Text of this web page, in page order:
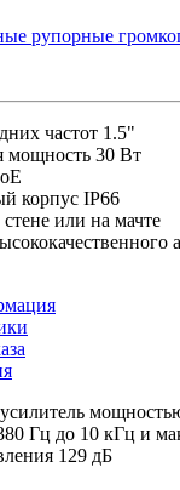
рупорные
частот 1.5"
мощность 30 Вт
корпус IP66
или на мачте
Гц до 10 кГц и
129 дБ